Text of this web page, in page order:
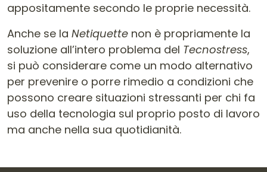
appositamente secondo le proprie necessità.
Anche se la Netiquette non è propriamente la
soluzione all’intero problema del Tecnostress,
si può considerare come un modo alternativo
per prevenire o porre rimedio a condizioni che
possono creare situazioni stressanti per chi fa
uso della tecnologia sul proprio posto di lavoro
ma anche nella sua quotidianità.